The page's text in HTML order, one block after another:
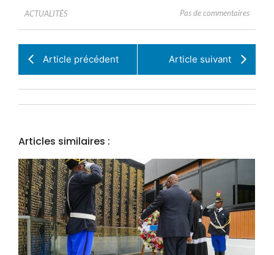
ACTUALITÉS Pas de commentaires
Article précédent Article suivant
Articles similaires :